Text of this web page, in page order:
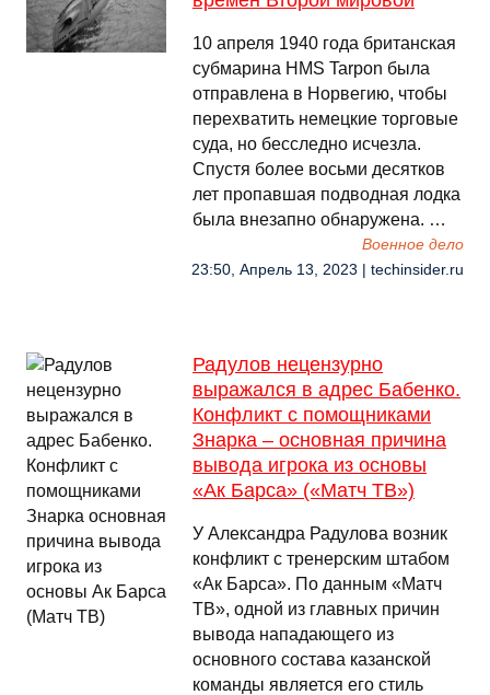
10 апреля 1940 года британская
субмарина HMS Tarpon была
отправлена в Норвегию, чтобы
перехватить немецкие торговые
суда, но бесследно исчезла.
Спустя более восьми десятков
лет пропавшая подводная лодка
была внезапно обнаружена. …
Военное дело
23:50, Апрель 13, 2023 | techinsider.ru
Радулов нецензурно
выражался в адрес Бабенко.
Конфликт с помощниками
Знарка – основная причина
вывода игрока из основы
«Ак Барса» («Матч ТВ»)
У Александра Радулова возник
конфликт с тренерским штабом
«Ак Барса». По данным «Матч
ТВ», одной из главных причин
вывода нападающего из
основного состава казанской
команды является его стиль